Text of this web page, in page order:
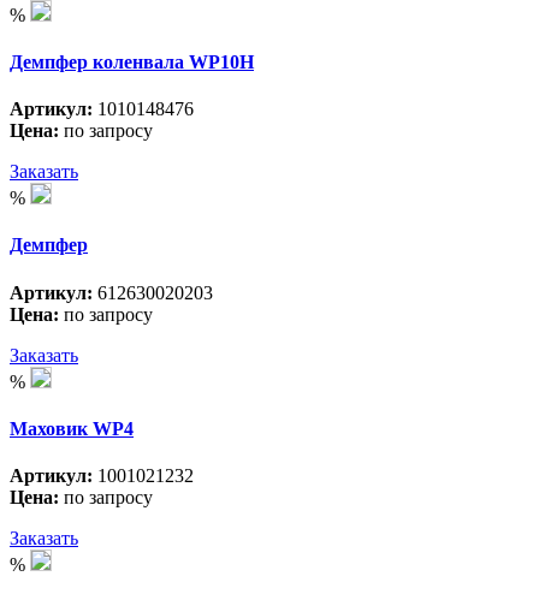
%
Демпфер коленвала WP10H
Артикул: 1010148476
Цена: по запросу
Заказать
%
Демпфер
Артикул: 612630020203
Цена: по запросу
Заказать
%
Маховик WP4
Артикул: 1001021232
Цена: по запросу
Заказать
%